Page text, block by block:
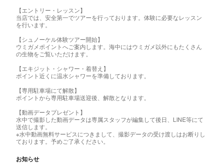
【エントリー・レッスン】
当店では、安全第一でツアーを行っております。体験に必要なレッスン
を行います。
【シュノーケル体験ツアー開始】
ウミガメポイントへご案内します。海中にはウミガメ以外にもたくさん
の生物をご覧いただけます。
【エキジット・シャワー・着替え】
ポイント近くに温水シャワーを準備しております。
【専用駐車場にて解散】
ポイントから専用駐車場送迎後、解散となります。
【動画データプレゼント】
水中で撮影した動画データは専属スタッフが編集して後日、LINE等にて
送信します。
※水中動画無料サービスにつきまして、撮影データの受け渡しはお断りし
ております。予めご了承ください。
お知らせ